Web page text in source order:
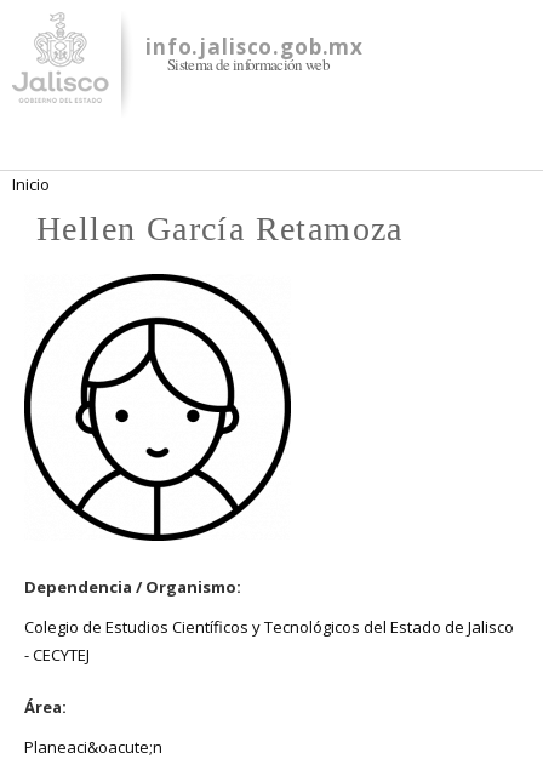
contenido
principal
info.jalisco.gob.mx
Sistema de información web
Se encuentra usted aquí
Inicio
Hellen García Retamoza
Dependencia / Organismo:
Colegio de Estudios Científicos y Tecnológicos del Estado de Jalisco
- CECYTEJ
Área:
Planeaci&oacute;n